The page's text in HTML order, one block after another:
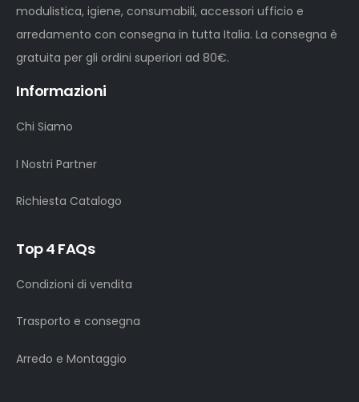
modulistica, igiene, consumabili, accessori ufficio e
arredamento con consegna in tutta Italia. La consegna è
gratuita per gli ordini superiori ad 80€.
Informazioni
Chi Siamo
I Nostri Partner
Richiesta Catalogo
Top 4 FAQs
Condizioni di vendita
Trasporto e consegna
Arredo e Montaggio